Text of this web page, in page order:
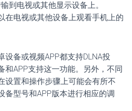
到电视或其他显示设备上。
在电视或其他设备上观看手机上的
设备或视频APP都支持DLNA投
和APP支持这一功能。另外，不同
设置和操作步骤上可能会有所不
备型号和APP版本进行相应的调